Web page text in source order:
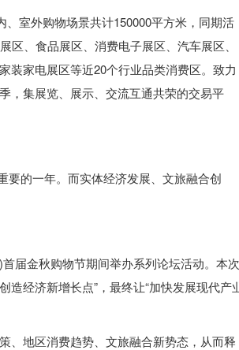
、室外购物场景共计150000平方米，同期活
、食品展区、消费电子展区、汽车展区、
装家电展区等近20个行业品类消费区。致力
，集展览、展示、交流互通共荣的交易平
要的一年。而实体经济发展、文旅融合创
届金秋购物节期间举办系列论坛活动。本次
造经济新增长点”，最终让“加快发展现代产
、地区消费趋势、文旅融合新势态，从而释